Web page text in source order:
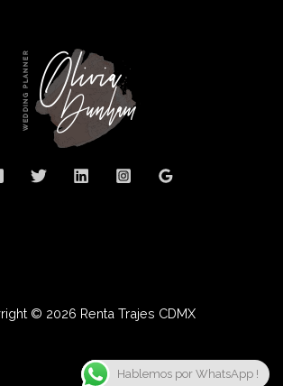
© 2026 Renta Trajes CDMX
Hablemos por WhatsApp !